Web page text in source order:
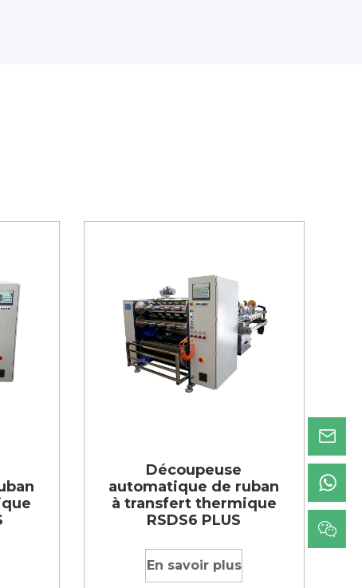
Découpeuse
automatique de ruban
à transfert thermique
RSDS6 PLUS
En savoir plus